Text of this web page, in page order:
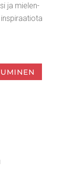
ja mie­len­